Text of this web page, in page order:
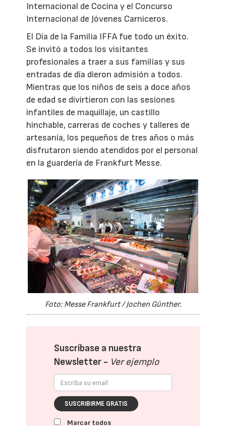
Internacional de Cocina y el Concurso
Internacional de Jóvenes Carniceros.
El Día de la Familia IFFA fue todo un éxito.
Se invitó a todos los visitantes
profesionales a traer a sus familias y sus
entradas de día dieron admisión a todos.
Mientras que los niños de seis a doce años
de edad se divirtieron con las sesiones
infantiles de maquillaje, un castillo
hinchable, carreras de coches y talleres de
artesanía, los pequeños de tres años o más
disfrutaron siendo atendidos por el personal
en la guardería de Frankfurt Messe.
Foto: Messe Frankfurt / Jochen Günther.
Suscríbase a nuestra
Newsletter - Ver ejemplo
SUSCRIBIRME GRATIS
Marcar todos